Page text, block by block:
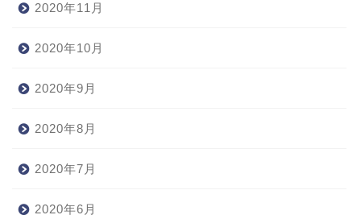
2020年11月
2020年10月
2020年9月
2020年8月
2020年7月
2020年6月